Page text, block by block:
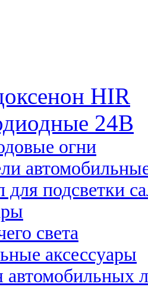
HIR
24B
огни
подсветки
света
аксессуары
автомобильных